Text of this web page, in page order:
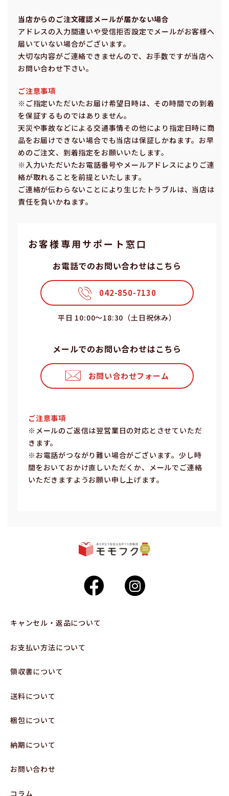
当店からのご注⽂確認メールが届かない場合
アドレスの⼊⼒間違いや受信拒否設定でメールがお客様へ
届いていない場合がございます。
⼤切な内容がご連絡できませんので、お⼿数ですが当店へ
お問い合わせ下さい。
ご注意事項
※ご指定いただいたお届け希望⽇時は、その時間での到着
を保証するものではありません。
天災や事故などによる交通事情その他により指定⽇時に商
品をお届けできない場合でも当店は保証しかねます。お早
めのご注⽂、到着指定をお願いいたします。
※⼊⼒いただいたお電話番号やメールアドレスによりご連
絡が取れることを前提といたします。
ご連絡が伝わらないことにより⽣じたトラブルは、当店は
責任を負いかねます。
お客様専⽤サポート窓⼝
お電話でのお問い合わせはこちら
042-850-7130
平⽇ 10:00〜18:30（⼟⽇祝休み）
メールでのお問い合わせはこちら
お問い合わせフォーム
ご注意事項
※メールのご返信は翌営業⽇の対応とさせていただ
きます。
※お電話がつながり難い場合がございます。少し時
間をおいておかけ直しいただくか、メールでご連絡
いただきますようお願い申し上げます。
キャンセル・返品について
お支払い方法について
領収書について
送料について
梱包について
納期について
お問い合わせ
コラム